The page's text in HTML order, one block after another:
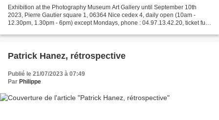
Exhibition at the Photography Museum Art Gallery until September 10th
2023, Pierre Gautier square 1, 06364 Nice cedex 4, daily open (10am -
12.30pm, 1.30pm - 6pm) except Mondays, phone : 04.97.13.42.20, ticket full
Patrick Hanez, rétrospective
Publié le 21/07/2023 à 07:49
Par Philippe